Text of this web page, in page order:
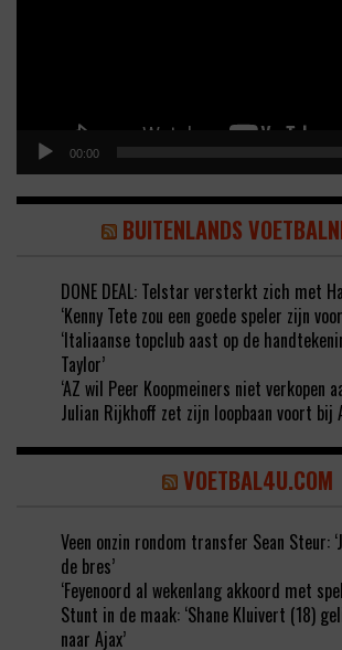
00:00
BUITENLANDS
DONE DEAL: Telstar versterkt zich met
‘Kenny Tete zou een goede speler zijn
‘Italiaanse topclub aast op de
Taylor’
‘AZ wil Peer Koopmeiners niet verkopen
Julian Rijkhoff zet zijn loopbaan voort bij
VOETBAL4U.COM
Veen onzin rondom transfer Sean Steur:
de bres’
‘Feyenoord al wekenlang akkoord met
Stunt in de maak: ‘Shane Kluivert (18)
naar Ajax’